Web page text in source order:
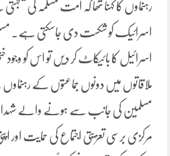
رہنماوں کا کہنا تھا کہ امت مسلمہ کی
اسرائیک کو شکست دی جاسکتی ہے۔
اسرائیل کا بائیکاٹ کر دیں تو اس کو وجود
ملاقاتوں میں دونوں جماعتوں کے
مسلمین کی جانب سے ہونے والے
مرکزی برسی تعزیتی اجتماع کی حمایت اور